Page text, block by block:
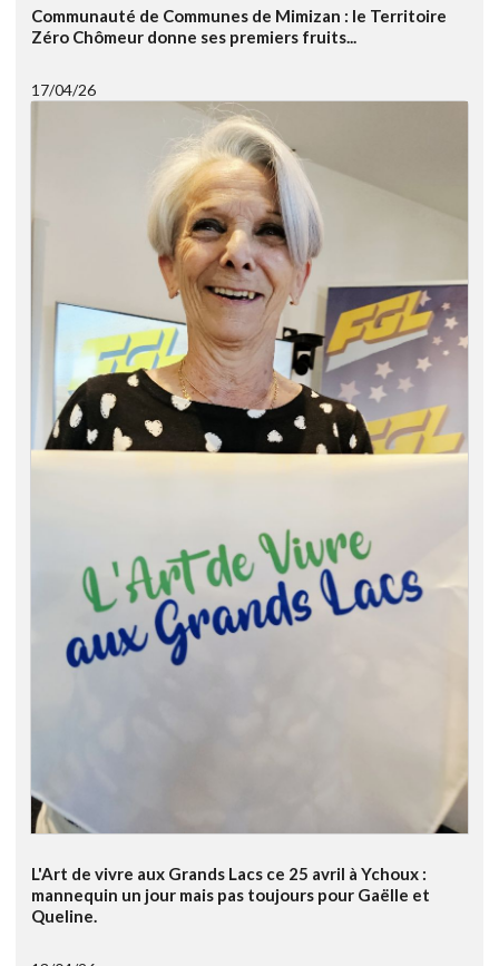
Communauté de Communes de Mimizan : le Territoire
Zéro Chômeur donne ses premiers fruits...
17/04/26
L'Art de vivre aux Grands Lacs ce 25 avril à Ychoux :
mannequin un jour mais pas toujours pour Gaëlle et
Queline.